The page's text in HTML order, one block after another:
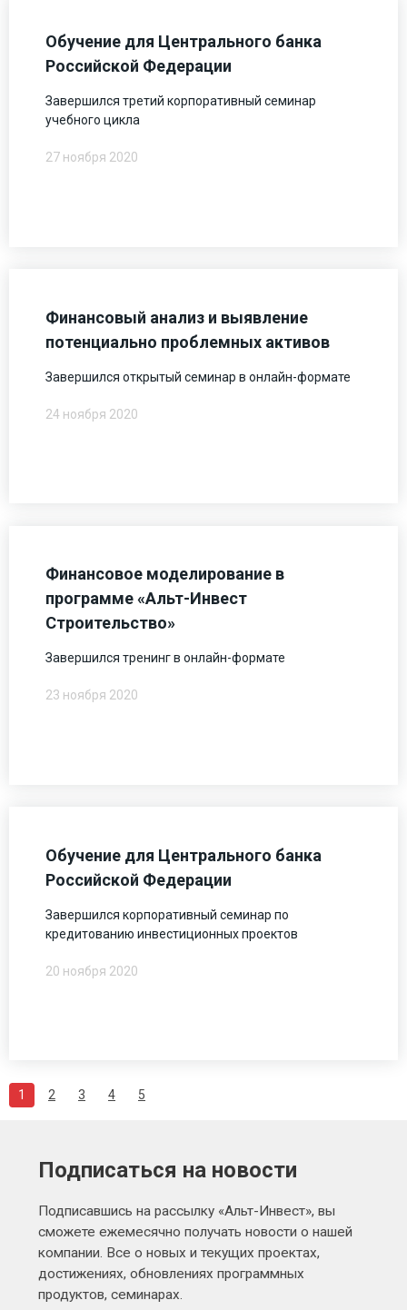
Обучение для Центрального банка
Российской Федерации
Завершился третий корпоративный семинар
учебного цикла
27 ноября 2020
Финансовый анализ и выявление
потенциально проблемных активов
Завершился открытый семинар в онлайн-формате
24 ноября 2020
Финансовое моделирование в
программе «Альт-Инвест
Строительство»
Завершился тренинг в онлайн-формате
23 ноября 2020
Обучение для Центрального банка
Российской Федерации
Завершился корпоративный семинар по
кредитованию инвестиционных проектов
20 ноября 2020
1 2 3 4 5
Подписаться на новости
Подписавшись на рассылку «Альт-Инвест», вы
сможете ежемесячно получать новости о нашей
компании. Все о новых и текущих проектах,
достижениях, обновлениях программных
продуктов, семинарах.